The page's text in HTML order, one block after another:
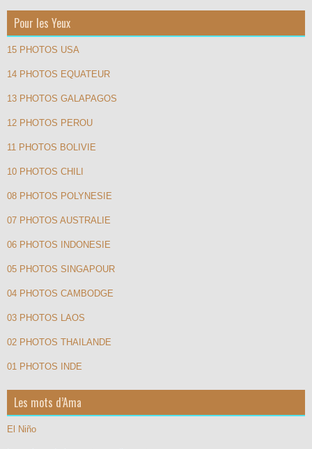
Pour les Yeux
15 PHOTOS USA
14 PHOTOS EQUATEUR
13 PHOTOS GALAPAGOS
12 PHOTOS PEROU
11 PHOTOS BOLIVIE
10 PHOTOS CHILI
08 PHOTOS POLYNESIE
07 PHOTOS AUSTRALIE
06 PHOTOS INDONESIE
05 PHOTOS SINGAPOUR
04 PHOTOS CAMBODGE
03 PHOTOS LAOS
02 PHOTOS THAILANDE
01 PHOTOS INDE
Les mots d’Ama
El Niño